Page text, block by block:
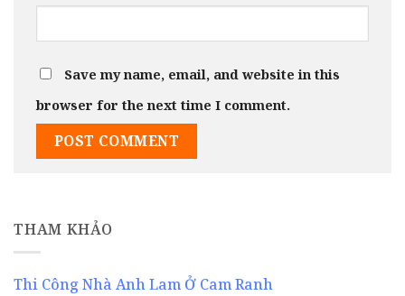
Save my name, email, and website in this
browser for the next time I comment.
THAM KHẢO
Thi Công Nhà Anh Lam Ở Cam Ranh